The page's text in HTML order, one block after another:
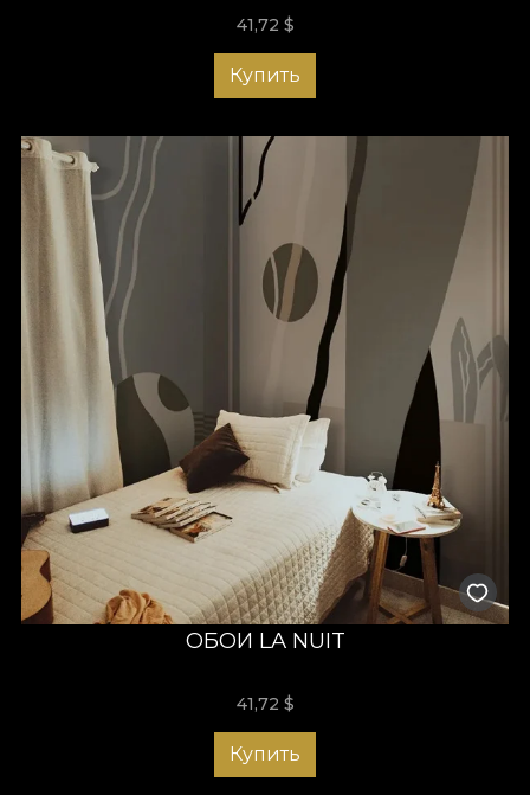
41,72 $
Купить
ОБОИ LA NUIT
41,72 $
Купить